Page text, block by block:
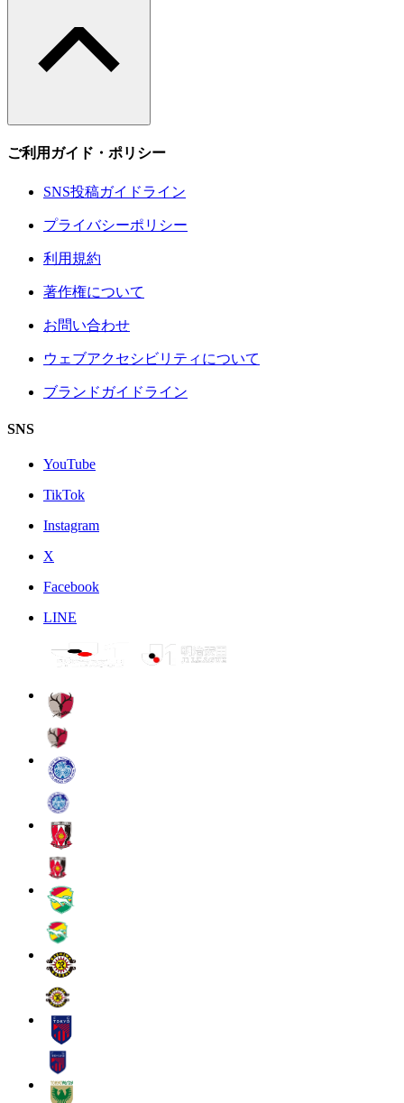
ご利用ガイド・ポリシー
SNS投稿ガイドライン
プライバシーポリシー
利用規約
著作権について
お問い合わせ
ウェブアクセシビリティについて
ブランドガイドライン
SNS
YouTube
TikTok
Instagram
X
Facebook
LINE